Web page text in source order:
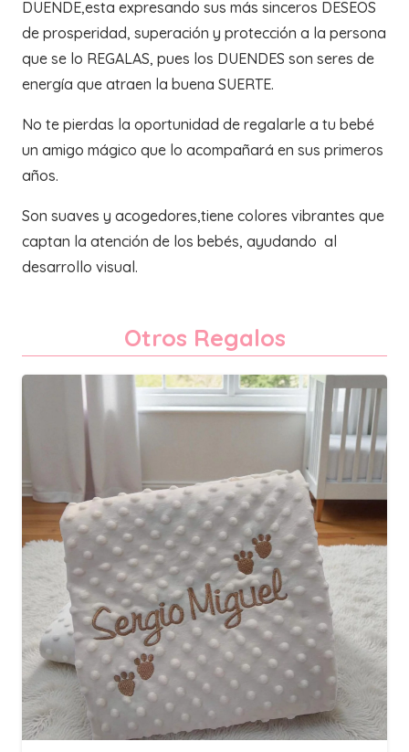
DUENDE,esta expresando sus más sinceros DESEOS
de prosperidad, superación y protección a la persona
que se lo REGALAS, pues los DUENDES son seres de
energía que atraen la buena SUERTE.
No te pierdas la oportunidad de regalarle a tu bebé
un amigo mágico que lo acompañará en sus primeros
años.
Son suaves y acogedores,tiene colores vibrantes que
captan la atención de los bebés, ayudando al
desarrollo visual.
Otros Regalos